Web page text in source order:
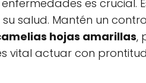
es
salud. Mantén un
hojas amarillas,
vital actuar con